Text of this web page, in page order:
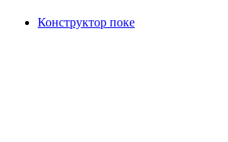
Конструктор поке